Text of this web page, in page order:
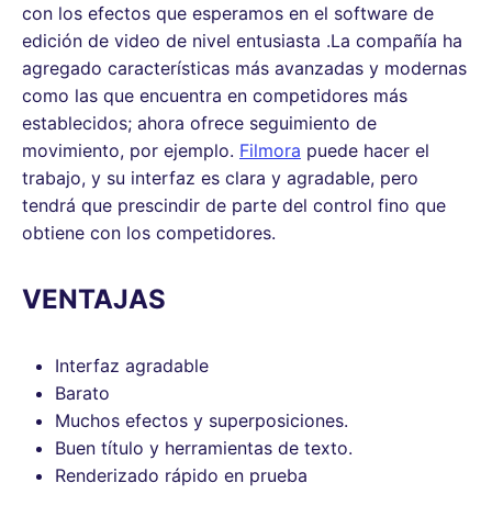
con los efectos que esperamos en el software de
edición de video de nivel entusiasta .La compañía ha
agregado características más avanzadas y modernas
como las que encuentra en competidores más
establecidos; ahora ofrece seguimiento de
movimiento, por ejemplo. Filmora puede hacer el
trabajo, y su interfaz es clara y agradable, pero
tendrá que prescindir de parte del control fino que
obtiene con los competidores.
VENTAJAS
Interfaz agradable
Barato
Muchos efectos y superposiciones.
Buen título y herramientas de texto.
Renderizado rápido en prueba